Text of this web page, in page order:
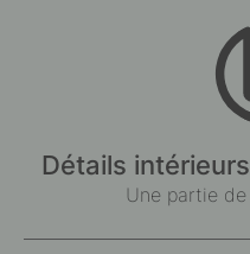
Détails
Une partie de